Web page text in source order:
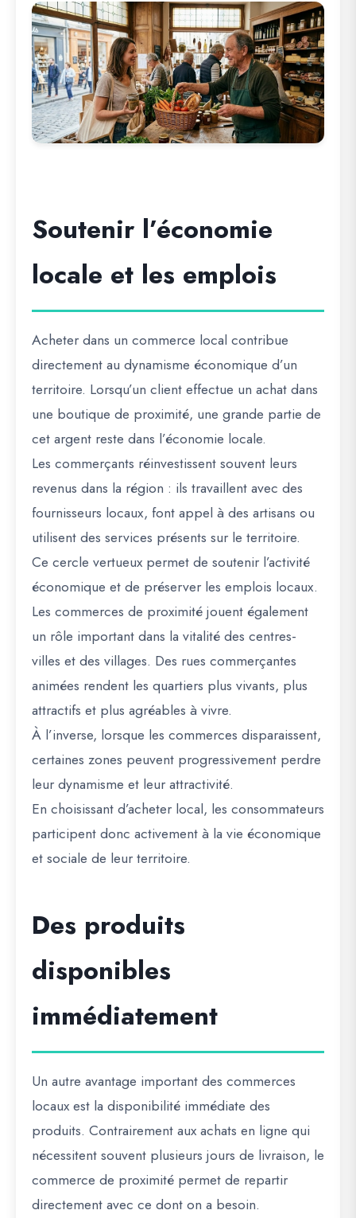
Soutenir l’économie
locale et les emplois
Acheter dans un commerce local contribue
directement au dynamisme économique d’un
territoire. Lorsqu’un client effectue un achat dans
une boutique de proximité, une grande partie de
cet argent reste dans l’économie locale.
Les commerçants réinvestissent souvent leurs
revenus dans la région : ils travaillent avec des
fournisseurs locaux, font appel à des artisans ou
utilisent des services présents sur le territoire.
Ce cercle vertueux permet de soutenir l’activité
économique et de préserver les emplois locaux.
Les commerces de proximité jouent également
un rôle important dans la vitalité des centres-
villes et des villages. Des rues commerçantes
animées rendent les quartiers plus vivants, plus
attractifs et plus agréables à vivre.
À l’inverse, lorsque les commerces disparaissent,
certaines zones peuvent progressivement perdre
leur dynamisme et leur attractivité.
En choisissant d’acheter local, les consommateurs
participent donc activement à la vie économique
et sociale de leur territoire.
Des produits
disponibles
immédiatement
Un autre avantage important des commerces
locaux est la disponibilité immédiate des
produits. Contrairement aux achats en ligne qui
nécessitent souvent plusieurs jours de livraison, le
commerce de proximité permet de repartir
directement avec ce dont on a besoin.